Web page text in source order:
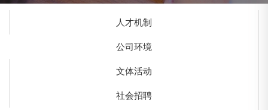
人才机制
公司环境
文体活动
社会招聘